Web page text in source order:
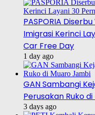
PASPORIA
Imigrasi Kerinci
Car Free Day
1 day ago
GAN Sambangi
Perusakan Ruko
3 days ago